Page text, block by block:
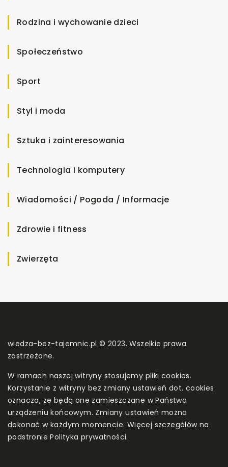
Rodzina i wychowanie dzieci
Społeczeństwo
Sport
Styl i moda
Sztuka i zainteresowania
Technologia i komputery
Wiadomości / Pogoda / Informacje
Zdrowie i fitness
Zwierzęta
wiedza-bez-tajemnic.pl © 2023. Wszelkie prawa
zastrzeżone.
W ramach naszej witryny stosujemy pliki cookies.
Korzystanie z witryny bez zmiany ustawień dot. cookies
oznacza, że będą one zamieszczane w Państwa
urządzeniu końcowym. Zmiany ustawień można
dokonać w każdym momencie. Więcej szczegółów na
podstroniePolityka prywatności.